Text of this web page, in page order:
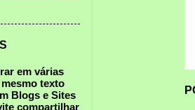
em várias
texto
Blogs e Sites
compartilhar